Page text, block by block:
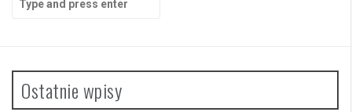
for:
Ostatnie wpisy